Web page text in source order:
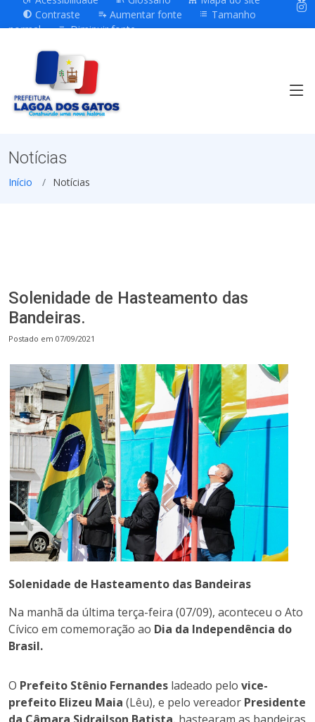
Contraste
Aumentar fonte
Tamanho
normal
Diminuir fonte
Notícias
Início Notícias
Solenidade de Hasteamento das
Bandeiras.
Postado em 07/09/2021
Solenidade de Hasteamento das Bandeiras
Na manhã da última terça-feira (07/09), aconteceu o Ato
Cívico em comemoração ao Dia da Independência do
Brasil.
O Prefeito Stênio Fernandes ladeado pelo vice-
prefeito Elizeu Maia (Lêu), e pelo vereador Presidente